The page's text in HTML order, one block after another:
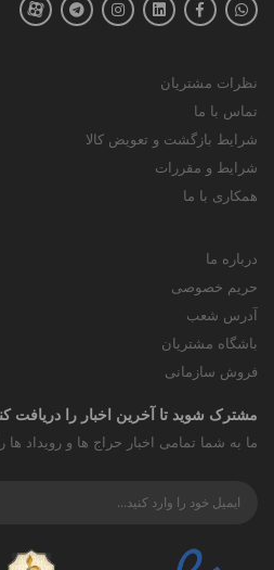
نظرات مشتریان
تماس با ما
شرایط بازگشت و تعویض کالا
شرایط و مقررات
همکاری با ما
درباره ما
حریم خصوصی
آدرس شعب
باشگاه مشتریان
فروش سازمانی
مشترک شوید تا آخرین اخبار را دریافت
ما به شما تمامی اخبار حراج ها و رویداد ها